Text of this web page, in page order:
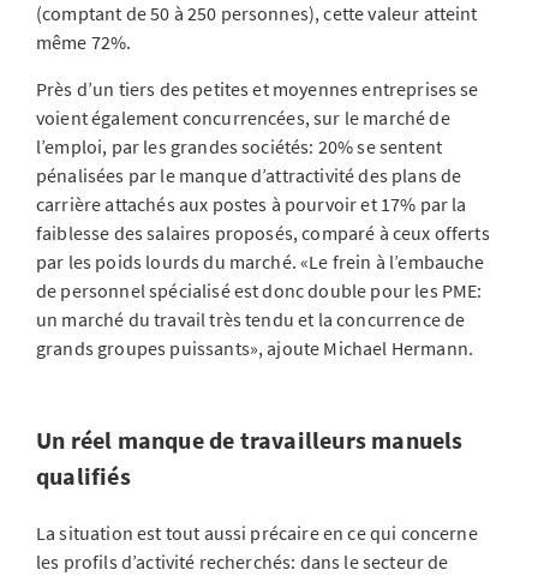
(comptant de 50 à 250 personnes), cette valeur atteint
même 72%.
Près d’un tiers des petites et moyennes entreprises se
voient également concurrencées, sur le marché de
l’emploi, par les grandes sociétés: 20% se sentent
pénalisées par le manque d’attractivité des plans de
carrière attachés aux postes à pourvoir et 17% par la
faiblesse des salaires proposés, comparé à ceux offerts
par les poids lourds du marché. «Le frein à l’embauche
de personnel spécialisé est donc double pour les PME:
un marché du travail très tendu et la concurrence de
grands groupes puissants», ajoute Michael Hermann.
Un réel manque de travailleurs manuels
qualifiés
La situation est tout aussi précaire en ce qui concerne
les profils d’activité recherchés: dans le secteur de